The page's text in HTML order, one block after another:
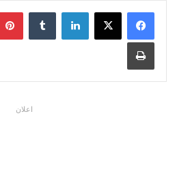
لينكدإن
طباعة
اعلان